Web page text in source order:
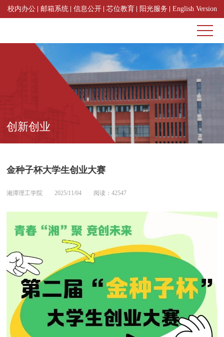
校内办公 邮箱系统 信息公开 芯位教育 阳光服务 English Version
创新创业
金种子杯大学生创业大赛
湘潭理工学院 2025/11/04 阅读：42547